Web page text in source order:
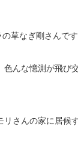
草なぎ剛さんで
色んな憶測が飛び
リさんの家に居候